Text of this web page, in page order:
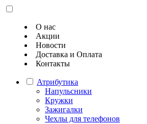
О нас
Акции
Новости
Доставка и Оплата
Контакты
Атрибутика
Напульсники
Кружки
Зажигалки
Чехлы для телефонов